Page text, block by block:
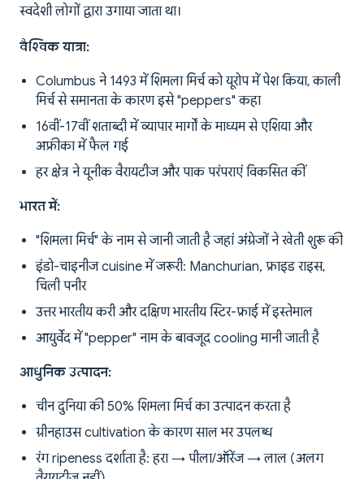
स्वदेशी लोगों द्वारा उगाया जाता था।
वैश्विक यात्रा:
Columbus ने 1493 में शिमला मिर्च को यूरोप में पेश किया, काली
मिर्च से समानता के कारण इसे "peppers" कहा
16वीं-17वीं शताब्दी में व्यापार मार्गों के माध्यम से एशिया और
अफ्रीका में फैल गई
हर क्षेत्र ने यूनीक वैरायटीज और पाक परंपराएं विकसित कीं
भारत में:
"शिमला मिर्च" के नाम से जानी जाती है जहां अंग्रेजों ने खेती शुरू की
इंडो-चाइनीज cuisine में जरूरी: Manchurian, फ्राइड राइस,
चिली पनीर
उत्तर भारतीय करी और दक्षिण भारतीय स्टिर-फ्राई में इस्तेमाल
आयुर्वेद में "pepper" नाम के बावजूद cooling मानी जाती है
आधुनिक उत्पादन:
चीन दुनिया की 50% शिमला मिर्च का उत्पादन करता है
ग्रीनहाउस cultivation के कारण साल भर उपलब्ध
रंग ripeness दर्शाता है: हरा → पीला/ऑरेंज → लाल (अलग